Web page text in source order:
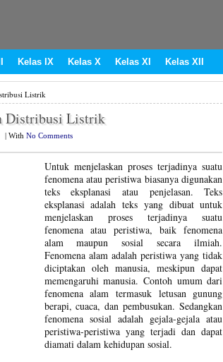
Kelas IX Kelas X Kelas XI Kelas XII
Listrik
Distribusi Listrik
With No Comments
Untuk menjelaskan proses terjadinya suatu
fenomena atau peristiwa biasanya digunakan
teks eksplanasi atau penjelasan. Teks
eksplanasi adalah teks yang dibuat untuk
menjelaskan proses terjadinya suatu
fenomena atau peristiwa, baik fenomena
alam maupun sosial secara ilmiah.
Fenomena alam adalah peristiwa yang tidak
diciptakan oleh manusia, meskipun dapat
memengaruhi manusia. Contoh umum dari
fenomena alam termasuk letusan gunung
berapi, cuaca, dan pembusukan. Sedangkan
fenomena sosial adalah gejala-gejala atau
peristiwa-peristiwa yang terjadi dan dapat
diamati dalam kehidupan sosial.